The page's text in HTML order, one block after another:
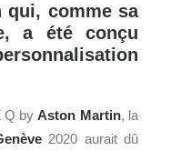
qui, comme sa
a été conçu
Q byAston Martin, la
2020 aurait dû